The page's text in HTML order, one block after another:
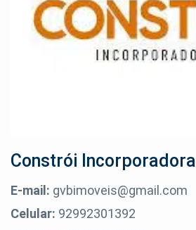
Constrói Incorporadora
E-mail: gvbimoveis@gmail.com
Celular: 92992301392